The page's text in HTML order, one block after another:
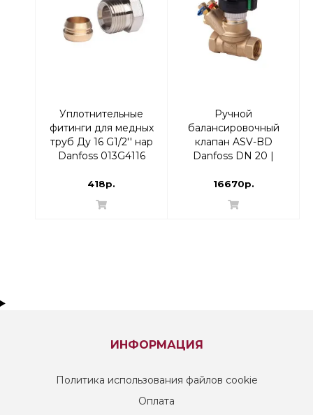
Уплотнительные
фитинги для медных
труб Ду 16 G1/2'' нар
Danfoss 013G4116
418р.
Ручной
балансировочный
клапан ASV-BD
Danfoss DN 20 |
16670р.
ИНФОРМАЦИЯ
Политика использования файлов cookie
Оплата